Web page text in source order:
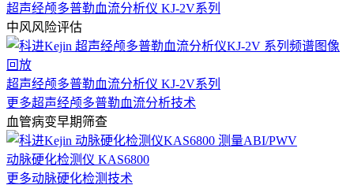
超声经颅多普勒血流分析仪 KJ-2V系列
中风风险评估
超声经颅多普勒血流分析仪 KJ-2V系列
更多超声经颅多普勒血流分析技术
血管病变早期筛查
动脉硬化检测仪 KAS6800
更多动脉硬化检测技术